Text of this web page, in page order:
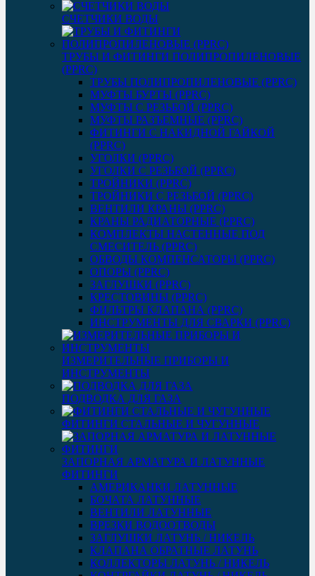
СЧЕТЧИКИ ВОДЫ
ТРУБЫ И ФИТИНГИ ПОЛИПРОПИЛЕНОВЫЕ
(PPRC)
ТРУБЫ ПОЛИПРОПИЛЕНОВЫЕ (PPRC)
МУФТЫ БУРТЫ (PPRC)
МУФТЫ C РЕЗЬБОЙ (PPRC)
МУФТЫ РАЗЪЕМНЫЕ (PPRC)
ФИТИНГИ С НАКИДНОЙ ГАЙКОЙ
(PPRC)
УГОЛКИ (PPRC)
УГОЛКИ С РЕЗЬБОЙ (PPRC)
ТРОЙНИКИ (PPRC)
ТРОЙНИКИ С РЕЗЬБОЙ (PPRC)
ВЕНТИЛИ КРАНЫ (PPRC)
КРАНЫ РАДИАТОРНЫЕ (PPRC)
КОМПЛЕКТЫ НАСТЕННЫЕ ПОД
СМЕСИТЕЛЬ (PPRC)
ОБВОДЫ КОМПЕНСАТОРЫ (PPRC)
ОПОРЫ (PPRC)
ЗАГЛУШКИ (PPRC)
КРЕСТОВИНЫ (PPRC)
ФИЛЬТРЫ КЛАПАНА (PPRC)
ИНСТРУМЕНТЫ ДЛЯ СВАРКИ (PPRC)
ИЗМЕРИТЕЛЬНЫЕ ПРИБОРЫ И
ИНСТРУМЕНТЫ
ПОДВОДКА ДЛЯ ГАЗА
ФИТИНГИ СТАЛЬНЫЕ И ЧУГУННЫЕ
ЗАПОРНАЯ АРМАТУРА И ЛАТУННЫЕ
ФИТИНГИ
АМЕРИКАНКИ ЛАТУННЫЕ
БОЧАТА ЛАТУННЫЕ
ВЕНТИЛИ ЛАТУННЫЕ
ВРЕЗКИ ВОДООТВОДЫ
ЗАГЛУШКИ ЛАТУНЬ / НИКЕЛЬ
КЛАПАНА ОБРАТНЫЕ ЛАТУНЬ
КОЛЛЕКТОРЫ ЛАТУНЬ / НИКЕЛЬ